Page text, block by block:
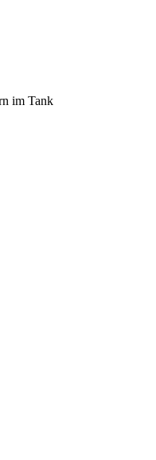
im Tank